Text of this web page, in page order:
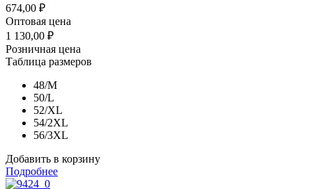
674,00 ₽
Оптовая цена
1 130,00 ₽
Розничная цена
Таблица размеров
48/M
50/L
52/XL
54/2XL
56/3XL
Добавить в корзину
Подробнее